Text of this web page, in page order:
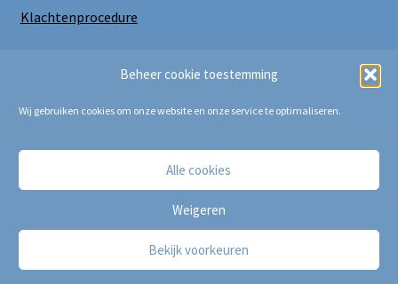
Beheer cookie toestemming
Wij gebruiken cookies om onze website en onze service te optimaliseren.
Alle cookies
Weigeren
Bekijk voorkeuren
Klachtenprocedure
Copyright Bij Cora 2025
Zoeken
Zoeken